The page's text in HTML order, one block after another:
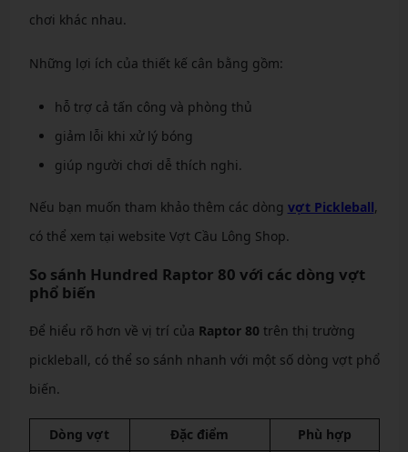
chơi khác nhau.
Những lợi ích của thiết kế cân bằng gồm:
hỗ trợ cả tấn công và phòng thủ
giảm lỗi khi xử lý bóng
giúp người chơi dễ thích nghi.
Nếu bạn muốn tham khảo thêm các dòng vợt Pickleball,
có thể xem tại website Vợt Cầu Lông Shop.
So sánh Hundred Raptor 80 với các dòng vợt
phổ biến
Để hiểu rõ hơn về vị trí của Raptor 80 trên thị trường
pickleball, có thể so sánh nhanh với một số dòng vợt phổ
biến.
Dòng vợt Đặc điểm
Phù hợp